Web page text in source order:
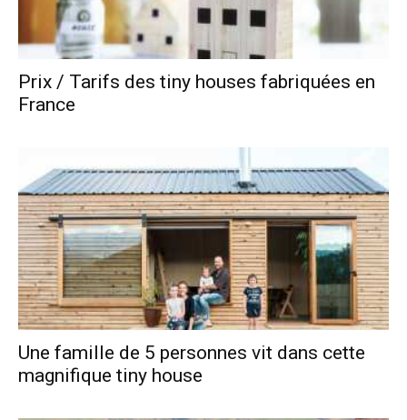
Prix / Tarifs des tiny houses fabriquées en
France
Une famille de 5 personnes vit dans cette
magnifique tiny house